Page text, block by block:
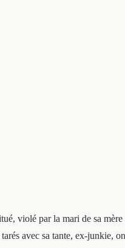
violé par la mari de sa
tarés avec sa tante, ex-